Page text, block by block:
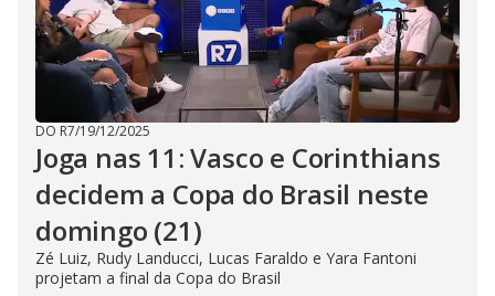
DO R7/19/12/2025
Joga nas 11: Vasco e Corinthians
decidem a Copa do Brasil neste
domingo (21)
Zé Luiz, Rudy Landucci, Lucas Faraldo e Yara Fantoni
projetam a final da Copa do Brasil